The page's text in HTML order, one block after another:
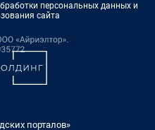
персональных данных и
сайта
порталов»